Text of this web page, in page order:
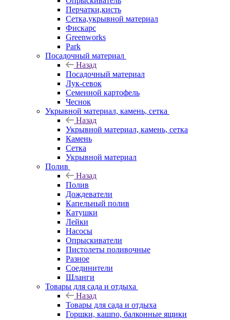
Перчатки,кисть
Сетка,укрывной материал
Фискарс
Greenworks
Park
Посадочный материал
Назад
Посадочный материал
Лук-севок
Семенной картофель
Чеснок
Укрывной материал, камень, сетка
Назад
Укрывной материал, камень, сетка
Камень
Сетка
Укрывной материал
Полив
Назад
Полив
Дождеватели
Капельный полив
Катушки
Лейки
Насосы
Опрыскиватели
Пистолеты поливочные
Разное
Соединители
Шланги
Товары для сада и отдыха
Назад
Товары для сада и отдыха
Горшки, кашпо, балконные ящики